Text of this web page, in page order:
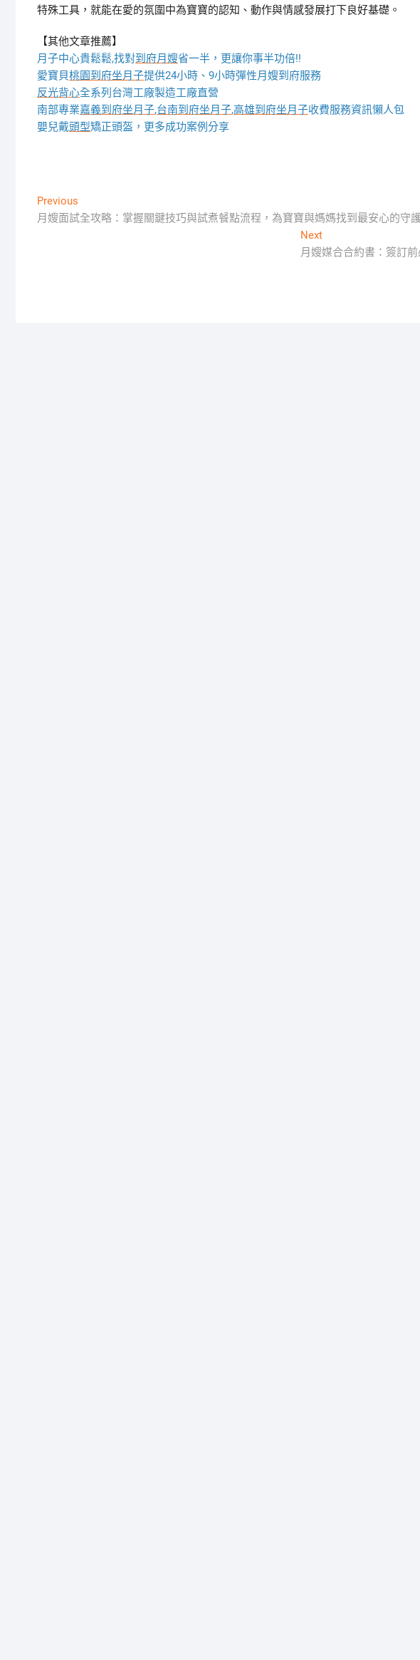
特殊工具，就能在愛的氛圍中為寶寶的認知、動作與情感發展打下良好基礎。
【其他文章推薦】
月子中心貴鬆鬆,找對到府月嫂省一半，更讓你事半功倍!!
愛寶貝桃園到府坐月子提供24小時、9小時彈性月嫂到府服務
反光背心全系列台灣工廠製造工廠直營
南部專業嘉義到府坐月子,台南到府坐月子,高雄到府坐月子收費服務資訊懶人包
嬰兒戴頭型矯正頭盔，更多成功案例分享
文
章
Previous
post:
月嫂面試全攻略：掌握關鍵技巧與試煮餐點流程，為寶寶與媽媽找到最安心的守
NextNext
post:
月嫂媒合合約書：簽訂